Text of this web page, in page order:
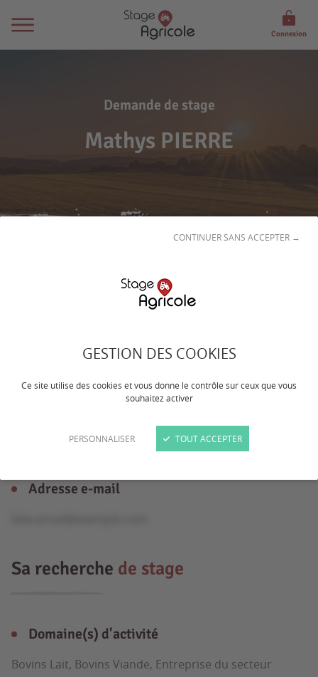
GESTION DES COOKIES
Ce site utilise des cookies et vous donne le contrôle sur ceux que vous
souhaitez activer
PERSONNALISER
CONTINUER SANS ACCEPTER →
TOUT ACCEPTER
Connexion
Demande de stage
Mathys PIERRE
15 ans
Adresse e-mail
Sa recherche de stage
Domaine(s) d'activité
Bovins Lait, Bovins Viande, Entreprise du secteur